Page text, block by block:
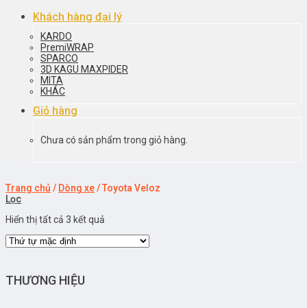
Khách hàng đại lý
KARDO
PremiWRAP
SPARCO
3D KAGU MAXPIDER
MITA
KHÁC
Giỏ hàng
Chưa có sản phẩm trong giỏ hàng.
Trang chủ / Dòng xe/Toyota Veloz
Lọc
Hiển thị tất cả 3 kết quả
THƯƠNG HIỆU